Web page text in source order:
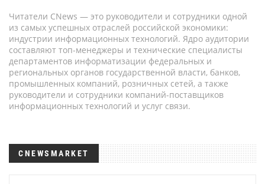
Читатели CNews — это руководители и сотрудники одной
из самых успешных отраслей российской экономики:
индустрии информационных технологий. Ядро аудитории
составляют топ-менеджеры и технические специалисты
департаментов информатизации федеральных и
региональных органов государственной власти, банков,
промышленных компаний, розничных сетей, а также
руководители и сотрудники компаний-поставщиков
информационных технологий и услуг связи.
CNEWSMARKET